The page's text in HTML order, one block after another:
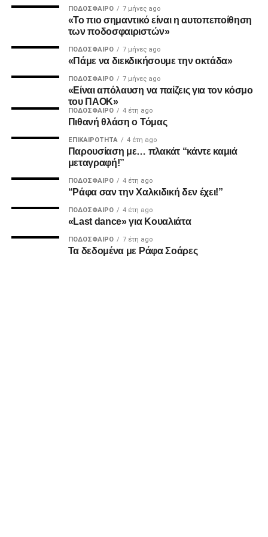
2. Την πιο σίγουρη και την πιο γρήγορη λύση για την
πολύ να δωθεί στον λαό του ΠΑΟΚ.
Και από ότι φαίνεται, ούτε γρήγοροι, ούτε σίγουροι, ούτε
ανεξάρτητοι σταθήκατε.
Επιθυμία λοιπόν του κόσμου που σας στήριξε είναι να
δωθούν ΑΜΕΣΑ αποτελέσματα και λύσεις οι οποίες
υποστηρίζονται από συμπαγής απόψεις και όχι αβάσιμες
τεκμηριώσεις και κομφούζιο καθυστερήσεων για το τι
πραγματικά συμβαίνει με την κληρονομιά του συλλόγου
ΠΟΔΌΣΦΑΙΡΟ 7 μήνες ago
«Το πιο σημαντικό είναι η αυτοπεποίθηση
των ποδοσφαιριστών»
ΠΟΔΌΣΦΑΙΡΟ 7 μήνες ago
«Πάμε να διεκδικήσουμε την οκτάδα»
ΠΟΔΌΣΦΑΙΡΟ 7 μήνες ago
«Είναι απόλαυση να παίζεις για τον κόσμο
του ΠΑΟΚ»
ΠΟΔΌΣΦΑΙΡΟ 4 έτη ago
Πιθανή θλάση ο Τόμας
ΕΠΙΚΑΙΡΌΤΗΤΑ 4 έτη ago
Παρουσίαση με… πλακάτ “κάντε καμιά
μεταγραφή!”
ΠΟΔΌΣΦΑΙΡΟ 4 έτη ago
“Ράφα σαν την Χαλκιδική δεν έχει!”
ΠΟΔΌΣΦΑΙΡΟ 4 έτη ago
«Last dance» για Κουαλιάτα
ΠΟΔΌΣΦΑΙΡΟ 7 έτη ago
Τα δεδομένα με Ράφα Σοάρες